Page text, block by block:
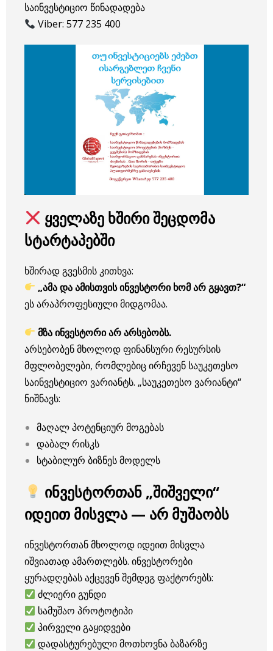
საინვესტიციო წინადადება
Viber: 577 235 400
ყველაზე ხშირი შეცდომა
სტარტაპებში
ხშირად გვესმის კითხვა:
„ამა და ამისთვის ინვესტორი ხომ არ გყავთ?“
ეს არაპროფესიული მიდგომაა.
მზა ინვესტორი არ არსებობს.
არსებობენ მხოლოდ ფინანსური რესურსის
მფლობელები, რომლებიც ირჩევენ საუკეთესო
საინვესტიციო ვარიანტს. „საუკეთესო ვარიანტი“
ნიშნავს:
მაღალ პოტენციურ მოგებას
დაბალ რისკს
სტაბილურ ბიზნეს მოდელს
ინვესტორთან „შიშველი“
იდეით მისვლა — არ მუშაობს
ინვესტორთან მხოლოდ იდეით მისვლა
იშვიათად ამართლებს. ინვესტორები
ყურადღებას აქცევენ შემდეგ ფაქტორებს:
ძლიერი გუნდი
სამუშაო პროტოტიპი
პირველი გაყიდვები
დადასტურებული მოთხოვნა ბაზარზე